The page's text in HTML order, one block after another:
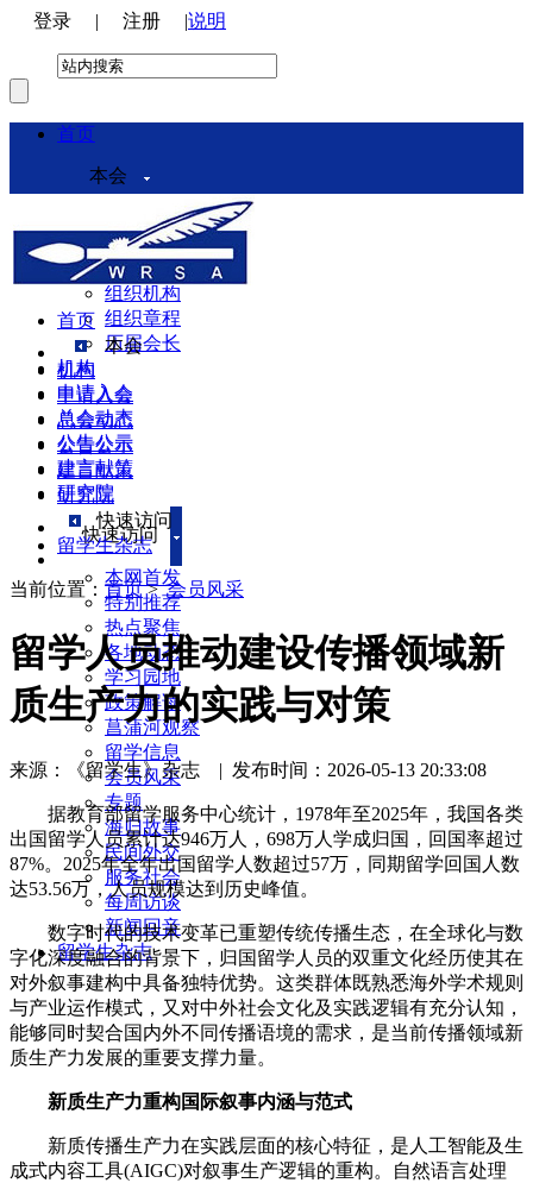
登录 | 注册 |说明
首页
本会
本会介绍
领导机构
理事会
组织机构
组织章程
历届会长
机构
申请入会
总会动态
公告公示
建言献策
研究院
快速访问
本网首发
特别推荐
热点聚焦
各地动态
学习园地
政策解读
菖蒲河观察
留学信息
会员风采
专题
海归故事
民间外交
服务社会
每周访谈
新闻回音
留学生杂志
首页
本会
机构
申请入会
总会动态
公告公示
建言献策
研究院
快速访问
留学生杂志
当前位置： 首页>会员风采
留学人员推动建设传播领域新
质生产力的实践与对策
来源：《留学生》杂志 | 发布时间：2026-05-13 20:33:08
据教育部留学服务中心统计，1978年至2025年，我国各类
出国留学人员累计达946万人，698万人学成归国，回国率超过
87%。2025年全年出国留学人数超过57万，同期留学回国人数
达53.56万，人员规模达到历史峰值。
数字时代的技术变革已重塑传统传播生态，在全球化与数
字化深度融合的背景下，归国留学人员的双重文化经历使其在
对外叙事建构中具备独特优势。这类群体既熟悉海外学术规则
与产业运作模式，又对中外社会文化及实践逻辑有充分认知，
能够同时契合国内外不同传播语境的需求，是当前传播领域新
质生产力发展的重要支撑力量。
新质生产力重构国际叙事内涵与范式
新质传播生产力在实践层面的核心特征，是人工智能及生
成式内容工具(AIGC)对叙事生产逻辑的重构。自然语言处理